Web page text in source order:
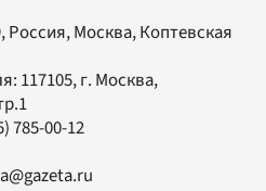
Россия, Москва, Коптевская
117105, г. Москва,
785-00-12